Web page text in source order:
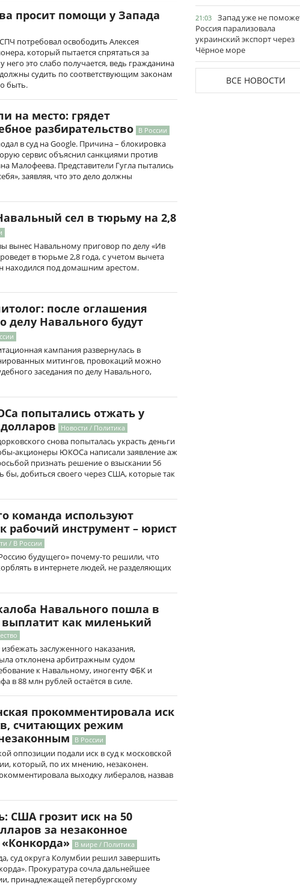
просит помощи у Запада
потребовал освободить Алексея
который пытается спрятаться за
него это слабо получается, ведь гражданина
судить по соответствующим законам
быть.
на место: грядет
разбирательство В России
в суд на Google. Причина – блокировка
сервис объяснил санкциями против
Малофеева. Представители Гугла пытались
заявляя, что это дело должны
сел в тюрьму на 2,8
вынес Навальному приговор по делу «Ив
в тюрьме 2,8 года, с учетом вычета
находился под домашним арестом.
после оглашения
делу Навального будут
кампания развернулась в
митингов, провокаций можно
заседания по делу Навального,
попытались отжать у
Новости / Политика
снова попыталась украсть деньги
акционеры ЮКОСа написали заявление аж
признать решение о взыскании 56
бы, добиться своего через США, которые так
команда используют
рабочий инструмент – юрист
/ В России
будущего» почему-то решили, что
в интернете людей, не разделяющих
Навального пошла в
как миленький
заслуженного наказания,
отклонена арбитражным судом
к Навальному, иногенту ФБК и
в 88 млн рублей остаётся в силе.
прокомментировала иск
считающих режим
В России
оппозиции подали иск в суд к московской
который, по их мнению, незаконен.
выходку либералов, назвав
США грозит иск на 50
за незаконное
В мире / Политика
суд округа Колумбии решил завершить
Прокуратура сочла дальнейшее
принадлежащей петербургскому
21:03
Запад уже не
Россия парализовала
украинский экспорт через
Чёрное море
ВСЕ НОВОСТИ